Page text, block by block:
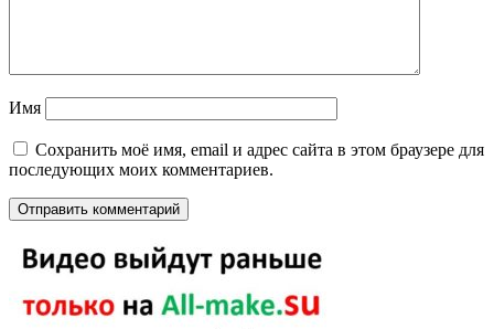
Имя
Сохранить моё имя, email и адрес сайта в этом браузере для
последующих моих комментариев.